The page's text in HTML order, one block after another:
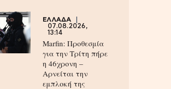
ΕΛΛΑΔΑ
07.08.2026,
13:14
Marfin: Προθεσμία
για την Τρίτη πήρε
η 46χρονη –
Aρνείται την
εμπλοκή της